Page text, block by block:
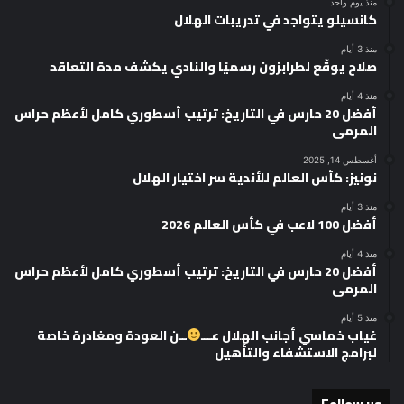
كانسيلو يتواجد في تدريبات الهلال
منذ 3 أيام
صلاح يوقّع لطرابزون رسميًا والنادي يكشف مدة التعاقد
منذ 4 أيام
أفضل 20 حارس في التاريخ: ترتيب أسطوري كامل لأعظم حراس
المرمى
أغسطس 14, 2025
نونيز: كأس العالم للأندية سر اختيار الهلال
منذ 3 أيام
أفضل 100 لاعب في كأس العالم 2026
منذ 4 أيام
أفضل 20 حارس في التاريخ: ترتيب أسطوري كامل لأعظم حراس
المرمى
منذ 5 أيام
غياب خماسي أجانب الهلال عـــ ــن العودة ومغادرة خاصة
لبرامج الاستشفاء والتأهيل